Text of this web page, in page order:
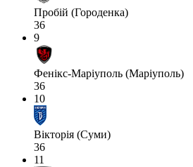
Пробій (Городенка)
36
9
Фенікс-Маріуполь (Маріуполь)
36
10
Вікторія (Суми)
36
11